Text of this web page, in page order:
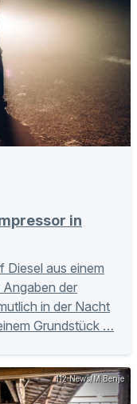
in
Diesel aus einem
der
in der Nacht
Grundstück …
112 News/M.Benje